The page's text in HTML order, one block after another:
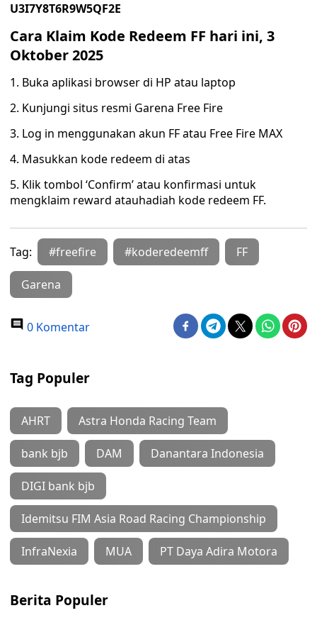
U3I7Y8T6R9W5QF2E
Cara Klaim Kode Redeem FF hari ini, 3
Oktober 2025
1. Buka aplikasi browser di HP atau laptop
2. Kunjungi situs resmi Garena Free Fire
3. Log in menggunakan akun FF atau Free Fire MAX
4. Masukkan kode redeem di atas
5. Klik tombol ‘Confirm’ atau konfirmasi untuk
mengklaim reward atauhadiah kode redeem FF.
Tag: #freefire #koderedeemff FF
Garena
0 Komentar
Tag Populer
AHRT Astra Honda Racing Team
bank bjb DAM Danantara Indonesia
DIGI bank bjb
Idemitsu FIM Asia Road Racing Championship
InfraNexia MUA PT Daya Adira Motora
Berita Populer